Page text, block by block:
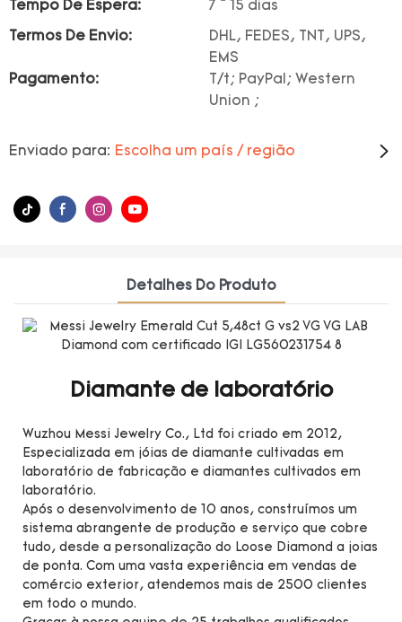
Tempo De Espera: 7 ~ 15 dias
Termos De Envio:
DHL, FEDES, TNT, UPS,
EMS
Pagamento:
T/t; PayPal; Western
Union ;
Enviado para: Escolha um país / região
Detalhes Do Produto
Diamante de laboratório
Wuzhou Messi Jewelry Co., Ltd foi criado em 2012,
Especializada em jóias de diamante cultivadas em
laboratório de fabricação e diamantes cultivados em
laboratório.
Após o desenvolvimento de 10 anos, construímos um
sistema abrangente de produção e serviço que cobre
tudo, desde a personalização do Loose Diamond a joias
de ponta. Com uma vasta experiência em vendas de
comércio exterior, atendemos mais de 2500 clientes
em todo o mundo.